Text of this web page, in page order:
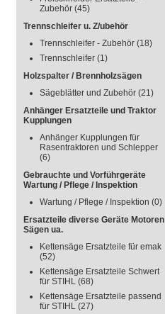
Zubehör (45)
Trennschleifer u. Z/ubehör
Trennschleifer - Zubehör (18)
Trennschleifer (1)
Holzspalter / Brennholzsägen
Sägeblätter und Zubehör (21)
Anhänger Ersatzteile und Traktor
Kupplungen
Anhänger Kupplungen für
Rasentraktoren und Schlepper
(6)
Gebrauchte und Vorführgeräte
Wartung / Pflege / Inspektion
Wartung / Pflege / Inspektion (0)
Ersatzteile diverse Geräte Motoren
Sägen ua.
Kettensäge Ersatzteile für emak
(52)
Kettensäge Ersatzteile Schwert
für STIHL (68)
Kettensäge Ersatzteile passend
für STIHL (27)